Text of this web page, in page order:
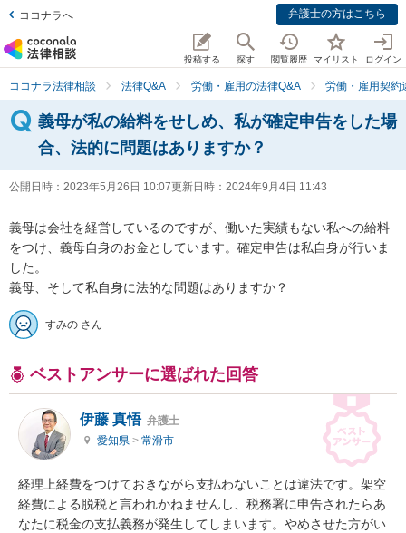
ココナラへ 弁護士の方はこちら
投稿する 探す 閲覧履歴 マイリスト ログイン
ココナラ法律相談 法律Q&A 労働・雇用の法律Q&A 労働・雇用契約
義母が私の給料をせしめ、私が確定申告をした場
合、法的に問題はありますか？
公開日時： 2023年5月26日 10:07更新日時： 2024年9月4日 11:43
義母は会社を経営しているのですが、働いた実績もない私への給料
をつけ、義母自身のお金としています。確定申告は私自身が行いま
した。
義母、そして私自身に法的な問題はありますか？
すみの さん
ベストアンサーに選ばれた回答
伊藤 真悟 弁護士
愛知県 > 常滑市
経理上経費をつけておきながら支払わないことは違法です。架空
経費による脱税と言われかねませんし、税務署に申告されたらあ
なたに税金の支払義務が発生してしまいます。やめさせた方がい